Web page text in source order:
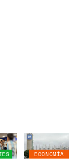
ECONOMÍA